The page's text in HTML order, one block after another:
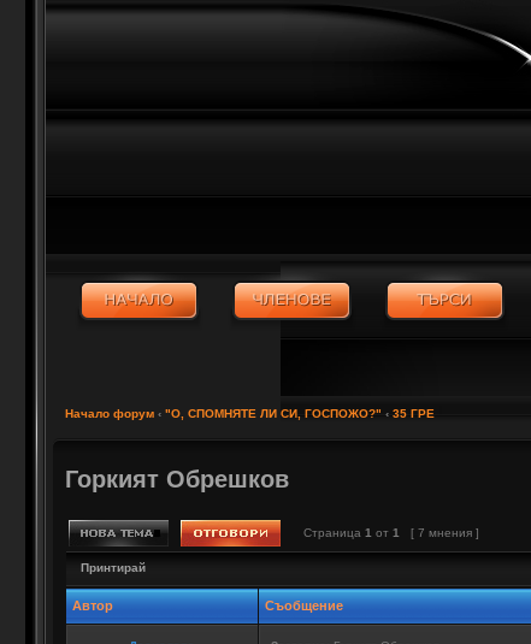
Начало форум ‹ "О, СПОМНЯТЕ ЛИ СИ, ГОСПОЖО?" ‹ 35 ГРЕ
Горкият Обрешков
Страница 1 от 1 [ 7 мнения ]
Принтирай
Автор Съобщение